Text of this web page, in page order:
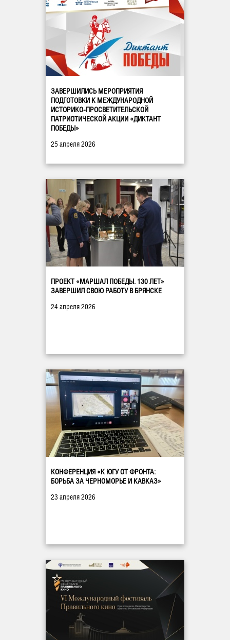
ЗАВЕРШИЛИСЬ МЕРОПРИЯТИЯ
ПОДГОТОВКИ К МЕЖДУНАРОДНОЙ
ИСТОРИКО-ПРОСВЕТИТЕЛЬСКОЙ
ПАТРИОТИЧЕСКОЙ АКЦИИ «ДИКТАНТ
ПОБЕДЫ»
25 апреля 2026
ПРОЕКТ «МАРШАЛ ПОБЕДЫ. 130 ЛЕТ»
ЗАВЕРШИЛ СВОЮ РАБОТУ В БРЯНСКЕ
24 апреля 2026
КОНФЕРЕНЦИЯ «К ЮГУ ОТ ФРОНТА:
БОРЬБА ЗА ЧЕРНОМОРЬЕ И КАВКАЗ»
23 апреля 2026